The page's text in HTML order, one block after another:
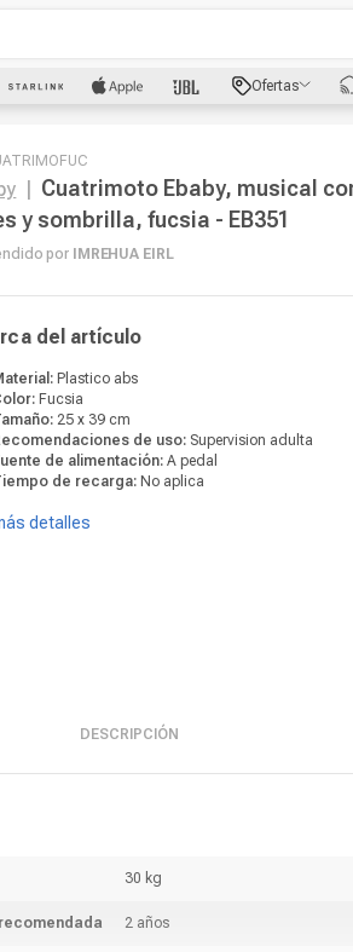
Ofertas
Cuatrimoto Ebaby, musical
y sombrilla, fucsia - EB351
por IMREHUA EIRL
del artículo
Plastico abs
Fucsia
25 x 39 cm
de uso: Supervision adulta
de alimentación:A pedal
de recarga: No aplica
detalles
DESCRIPCIÓN
30 kg
2 años